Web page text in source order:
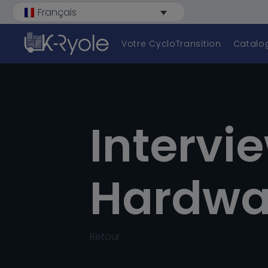
Votre CycloTransition
Français
Retour